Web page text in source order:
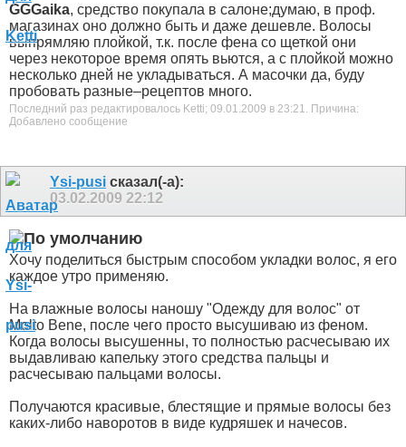
GGGaika, средство покупала в салоне;думаю, в проф.
магазинах оно должно быть и даже дешевле. Волосы
выпрямляю плойкой, т.к. после фена со щеткой они
через некоторое время опять вьются, а с плойкой можно
несколько дней не укладываться. А масочки да, буду
пробовать разные–рецептов много.
Последний раз редактировалось Ketti; 09.01.2009 в 23:21. Причина:
Добавлено сообщение
Ysi-pusi сказал(-а):
03.02.2009 22:12
Хочу поделиться быстрым способом укладки волос, я его
каждое утро применяю.
На влажные волосы наношу "Одежду для волос" от
Molto Bene, после чего просто высушиваю из феном.
Когда волосы высушенны, то полностью расчесываю их
выдавливаю капельку этого средства пальцы и
расчесываю пальцами волосы.
Получаются красивые, блестящие и прямые волосы без
каких-либо наворотов в виде кудряшек и начесов.